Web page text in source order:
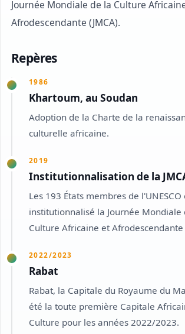
Journée Mondiale de la Culture
Afrodescendante (JMCA).
Repères
1986
Khartoum, au Soudan
Adoption de la Charte de la
culturelle africaine.
2019
Institutionnalisation de la
Les 193 États membres de l'UNESCO
institutionnalisé la Journée Mondiale
Culture Africaine et Afrodescendante
2022/2023
Rabat
Rabat, la Capitale du Royaume du
été la toute première Capitale
Culture pour les années 2022/2023.